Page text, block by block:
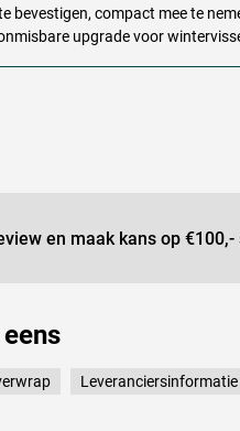
bevestigen, compact mee te
upgrade voor
en maak kans op €100,-
Leveranciersinformatie